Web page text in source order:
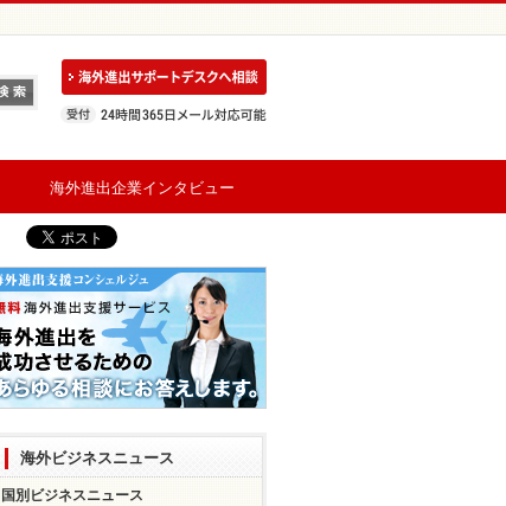
海外進出企業インタビュー
海外ビジネスニュース
国別ビジネスニュース